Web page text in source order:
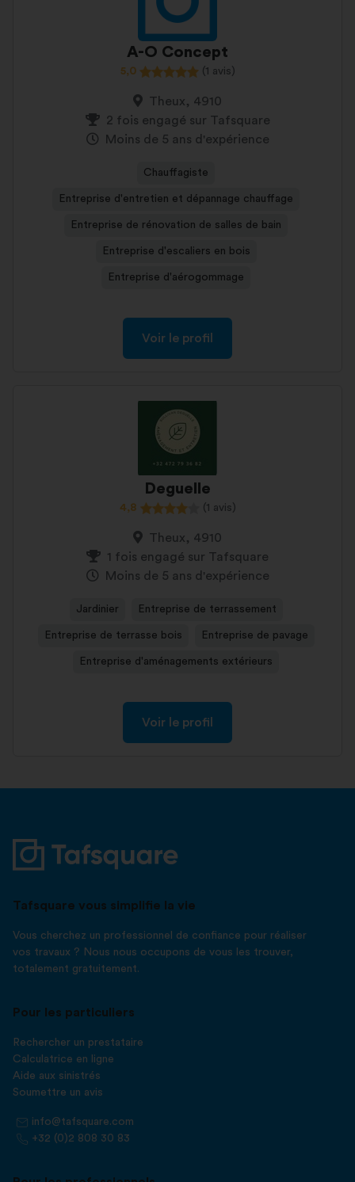
A-O Concept
5,0 (1 avis)
Theux, 4910
2 fois engagé sur Tafsquare
Moins de 5 ans d'expérience
Chauffagiste
Entreprise d'entretien et dépannage chauffage
Entreprise de rénovation de salles de bain
Entreprise d'escaliers en bois
Entreprise d'aérogommage
Voir le profil
Deguelle
4,8 (1 avis)
Theux, 4910
1 fois engagé sur Tafsquare
Moins de 5 ans d'expérience
Jardinier Entreprise de terrassement
Entreprise de terrasse bois Entreprise de pavage
Entreprise d'aménagements extérieurs
Voir le profil
Tafsquare vous simplifie la vie
Vous cherchez un professionnel de confiance pour réaliser
vos travaux ? Nous nous occupons de vous les trouver,
totalement gratuitement.
Pour les particuliers
Rechercher un prestataire
Calculatrice en ligne
Aide aux sinistrés
Soumettre un avis
info@tafsquare.com
+32 (0)2 808 30 83